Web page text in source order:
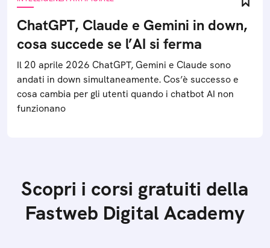
ChatGPT, Claude e Gemini in down,
cosa succede se l’AI si ferma
Il 20 aprile 2026 ChatGPT, Gemini e Claude sono
andati in down simultaneamente. Cos’è successo e
cosa cambia per gli utenti quando i chatbot AI non
funzionano
Scopri i corsi gratuiti della
Fastweb Digital Academy